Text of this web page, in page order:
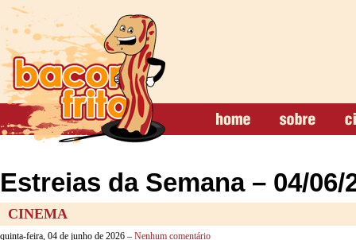
Estreias da Semana – 04/06/
CINEMA
quinta-feira, 04 de junho de 2026 – Nenhum comentário